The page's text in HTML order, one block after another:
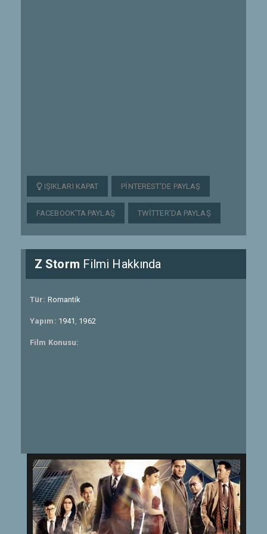
IŞIKLARI KAPAT PINTEREST'DE PAYLAŞ
FACEBOOK'TA PAYLAŞ TWITTER'DA PAYLAŞ
Z Storm Filmi Hakkında
Tür: Romantik
Yapım: 1941 , 1962
Film Konusu: